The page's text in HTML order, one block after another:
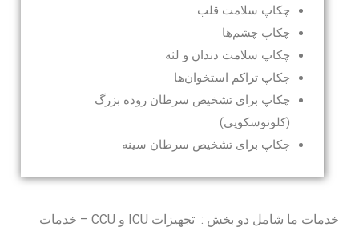
چکاپ سلامت قلب
چکاپ چشم‌ها
چکاپ سلامت دندان و لثه
چکاپ تراکم استخوان‌ها
چکاپ برای تشخیص سرطان روده بزرگ
(کلونوسکوپی)
چکاپ برای تشخیص سرطان سینه
خدمات ما شامل دو بخش : تجهیزات ICU و CCU – خدمات